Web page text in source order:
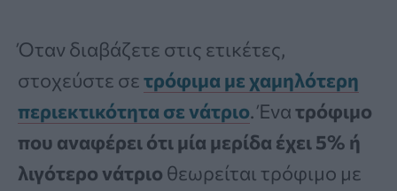
Όταν διαβάζετε στις ετικέτες,
στοχεύστε σετρόφιμα με χαμηλότερη
περιεκτικότητα σε νάτριο. Ένατρόφιμο
που αναφέρει ότι μία μερίδα έχει 5% ή
λιγότερο νάτριο θεωρείται τρόφιμο με